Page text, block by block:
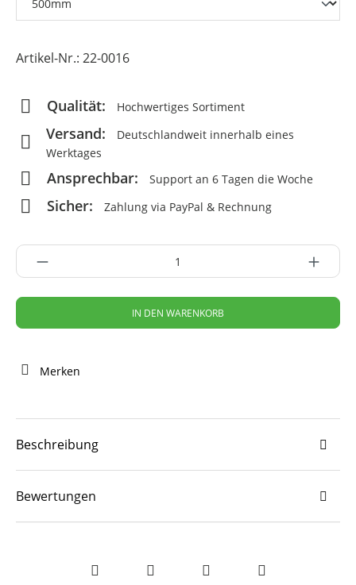
Artikel-Nr.: 22-0016
Qualität: Hochwertiges Sortiment
Versand:
Deutschlandweit innerhalb eines
Werktages
Ansprechbar: Support an 6 Tagen die Woche
Sicher: Zahlung via PayPal & Rechnung
IN DEN WARENKORB
Merken
Beschreibung
Bewertungen